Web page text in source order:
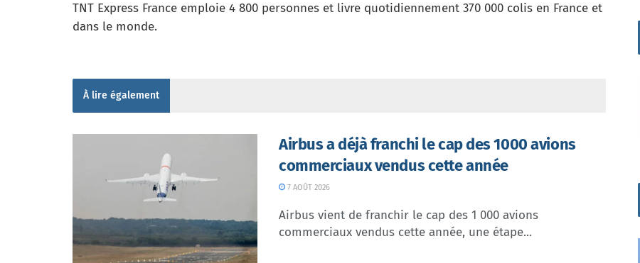
TNT Express France emploie 4 800 personnes et livre quotidiennement 370 000 colis en France et
dans le monde.
À lire également
Airbus a déjà franchi le cap des 1000 avions
commerciaux vendus cette année
7 AOÛT 2026
Airbus vient de franchir le cap des 1 000 avions
commerciaux vendus cette année, une étape...